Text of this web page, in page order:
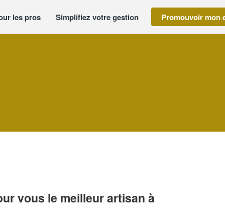
les pros Simplifiez votre gestion Promouvoir mon
vous le meilleur artisan à